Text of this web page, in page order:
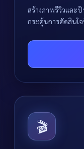
สร้างภาพรีวิวและ
กระตุ้นการตัดสินใ
🎬